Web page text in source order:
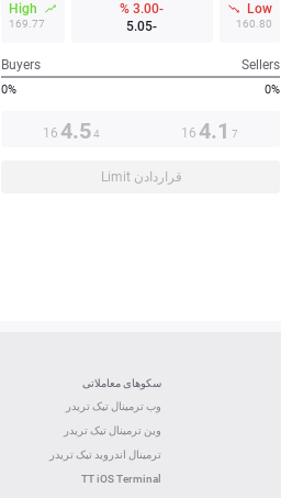
Low
160.80
-3.00 %
-5.05
169.77
Sellers
Buyers
0%
0%
16 4.1 7
16 4.54
قراردادن Limit
سکوهای معاملاتی
وب ترمینال تیک تریدر
وین ترمینال تیک تریدر
ترمینال اندروید تیک تریدر
TT iOS Terminal